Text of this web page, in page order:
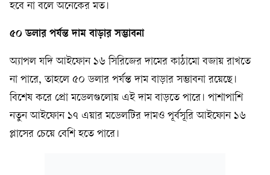
হবে না বলে অনেকের মত।
৫০ ডলার পর্যন্ত দাম বাড়ার সম্ভাবনা
অ্যাপল যদি আইফোন ১৬ সিরিজের দামের কাঠামো বজায় রাখতে
না পারে, তাহলে ৫০ ডলার পর্যন্ত দাম বাড়ার সম্ভাবনা রয়েছে।
বিশেষ করে প্রো মডেলগুলোয় এই দাম বাড়তে পারে। পাশাপাশি
নতুন আইফোন ১৭ এয়ার মডেলটির দামও পূর্বসূরি আইফোন ১৬
প্লাসের চেয়ে বেশি হতে পারে।